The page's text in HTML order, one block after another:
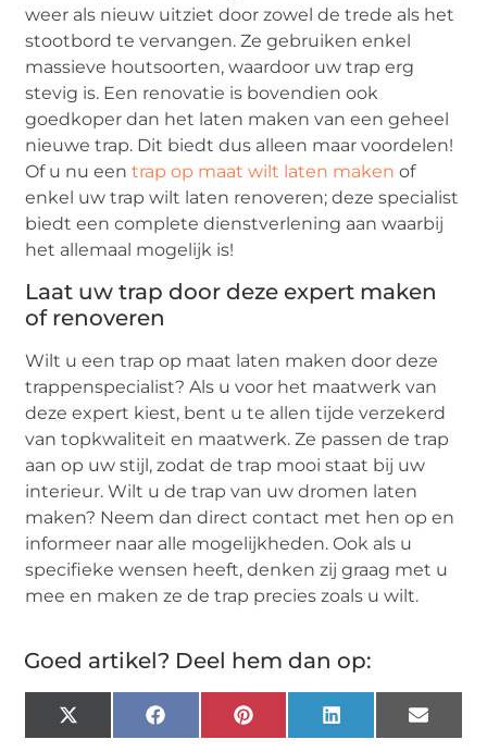
weer als nieuw uitziet door zowel de trede als het
stootbord te vervangen. Ze gebruiken enkel
massieve houtsoorten, waardoor uw trap erg
stevig is. Een renovatie is bovendien ook
goedkoper dan het laten maken van een geheel
nieuwe trap. Dit biedt dus alleen maar voordelen!
Of u nu eentrap op maat wilt laten maken of
enkel uw trap wilt laten renoveren; deze specialist
biedt een complete dienstverlening aan waarbij
het allemaal mogelijk is!
Laat uw trap door deze expert maken
of renoveren
Wilt u een trap op maat laten maken door deze
trappenspecialist? Als u voor het maatwerk van
deze expert kiest, bent u te allen tijde verzekerd
van topkwaliteit en maatwerk. Ze passen de trap
aan op uw stijl, zodat de trap mooi staat bij uw
interieur. Wilt u de trap van uw dromen laten
maken? Neem dan direct contact met hen op en
informeer naar alle mogelijkheden. Ook als u
specifieke wensen heeft, denken zij graag met u
mee en maken ze de trap precies zoals u wilt.
Goed artikel? Deel hem dan op:
X
(Twitter)
FacebookPinterest LinkedIn Email